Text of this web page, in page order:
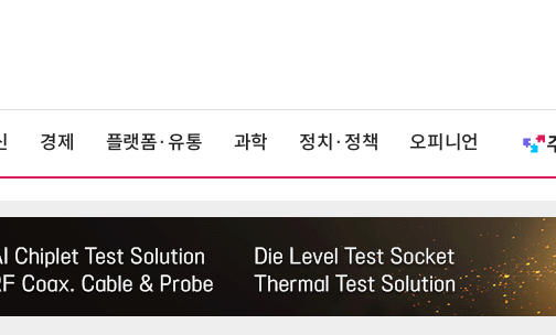
경제 플랫폼·유통 과학 정치·정책 오피니언